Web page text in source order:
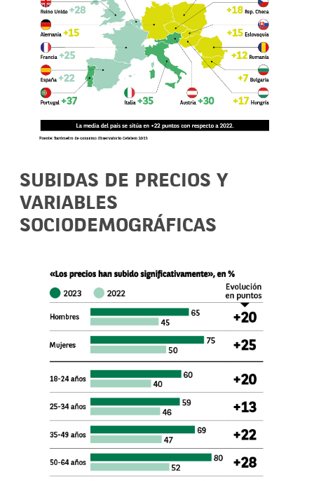
SUBIDAS DE PRECIOS Y
VARIABLES
SOCIODEMOGRÁFICAS